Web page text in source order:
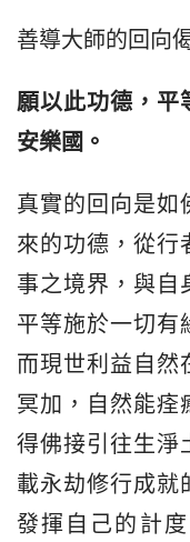
善導大師的回向
願以此功德，平
安樂國。
真實的回向是如
來的功德，從行
事之境界，與自
平等施於一切有
而現世利益自然
冥加，自然能痊
得佛接引往生淨
載永劫修行成就
發揮自己的計